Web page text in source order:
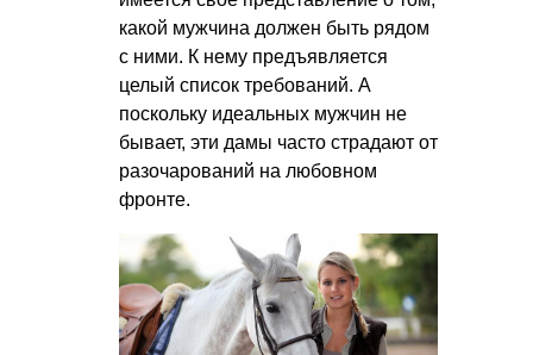
какой мужчина должен быть рядом
с ними. К нему предъявляется
целый список требований. А
поскольку идеальных мужчин не
бывает, эти дамы часто страдают от
разочарований на любовном
фронте.